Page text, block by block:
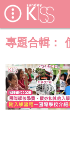
專題合輯：